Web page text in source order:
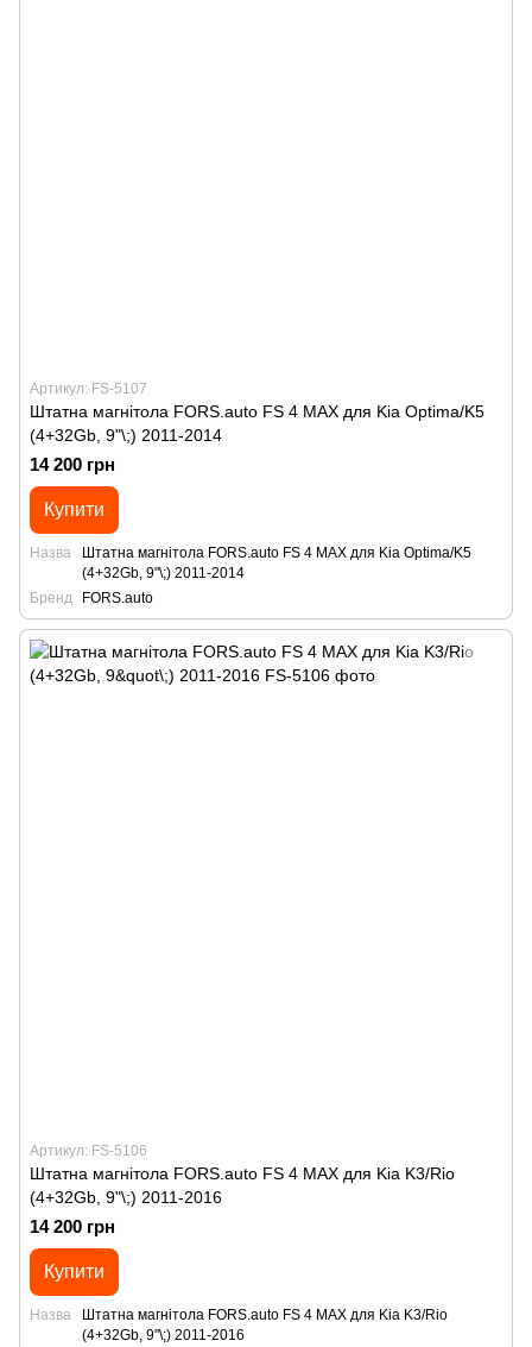
Артикул: FS-5107
Штатна магнітола FORS.auto FS 4 MAX для Kia Optima/K5
(4+32Gb, 9"\;) 2011-2014
14 200 грн
Купити
Назва
Штатна магнітола FORS.auto FS 4 MAX для Kia Optima/K5
(4+32Gb, 9"\;) 2011-2014
Бренд
FORS.auto
Артикул: FS-5106
Штатна магнітола FORS.auto FS 4 MAX для Kia K3/Rio
(4+32Gb, 9"\;) 2011-2016
14 200 грн
Купити
Назва
Штатна магнітола FORS.auto FS 4 MAX для Kia K3/Rio
(4+32Gb, 9"\;) 2011-2016